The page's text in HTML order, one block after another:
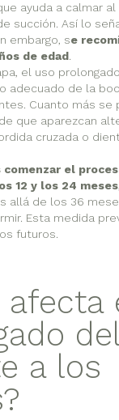
ayuda a calmar
succión. Así lo
embargo, se
de edad.
el uso
adecuado de la
Cuanto más se
que aparezcan
cruzada o
comenzar el
12 y los 24 meses
allá de los 36
Esta medida
futuros.
afecta
a los